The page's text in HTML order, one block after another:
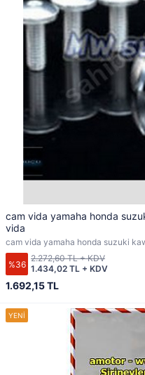
cam vida yamaha honda
vida
cam vida yamaha honda suzuki
%36
1.692,15 TL
1.434,02 TL + KDV
2.272,60 TL + KDV